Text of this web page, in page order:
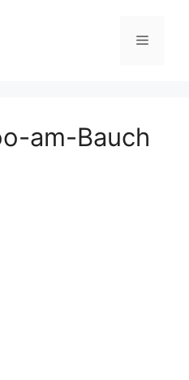
Menü
am-Bauch